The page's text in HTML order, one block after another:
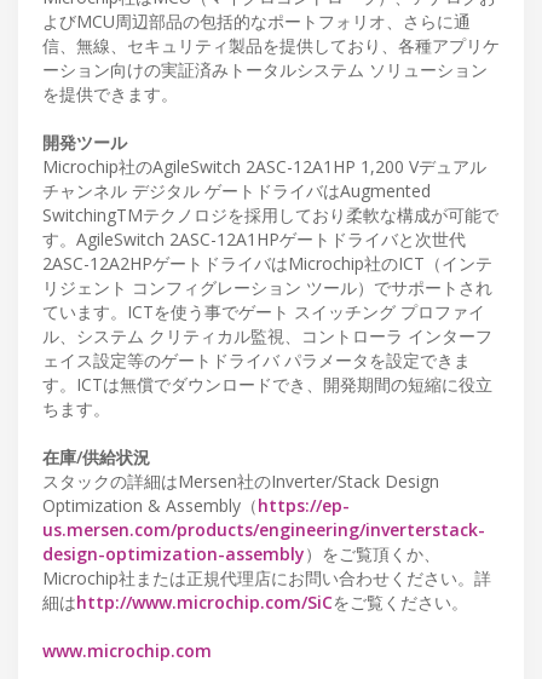
よびMCU周辺部品の包括的なポートフォリオ、さらに通
信、無線、セキュリティ製品を提供しており、各種アプリケ
ーション向けの実証済みトータルシステム ソリューション
を提供できます。
開発ツール
Microchip社のAgileSwitch 2ASC-12A1HP 1,200 Vデュアル
チャンネル デジタル ゲートドライバはAugmented
SwitchingTMテクノロジを採用しており柔軟な構成が可能で
す。AgileSwitch 2ASC-12A1HPゲートドライバと次世代
2ASC-12A2HPゲートドライバはMicrochip社のICT（インテ
リジェント コンフィグレーション ツール）でサポートされ
ています。ICTを使う事でゲート スイッチング プロファイ
ル、システム クリティカル監視、コントローラ インターフ
ェイス設定等のゲートドライバ パラメータを設定できま
す。ICTは無償でダウンロードでき、開発期間の短縮に役立
ちます。
在庫/供給状況
スタックの詳細はMersen社のInverter/Stack Design
Optimization & Assembly（https://ep-
us.mersen.com/products/engineering/inverterstack-
design-optimization-assembly）をご覧頂くか、
Microchip社または正規代理店にお問い合わせください。詳
細はhttp://www.microchip.com/SiCをご覧ください。
www.microchip.com